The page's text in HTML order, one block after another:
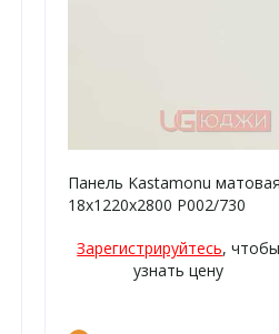
Панель Kastamonu матовая
18х1220х2800 P002/730
Зарегистрируйтесь, чтобы
узнать цену